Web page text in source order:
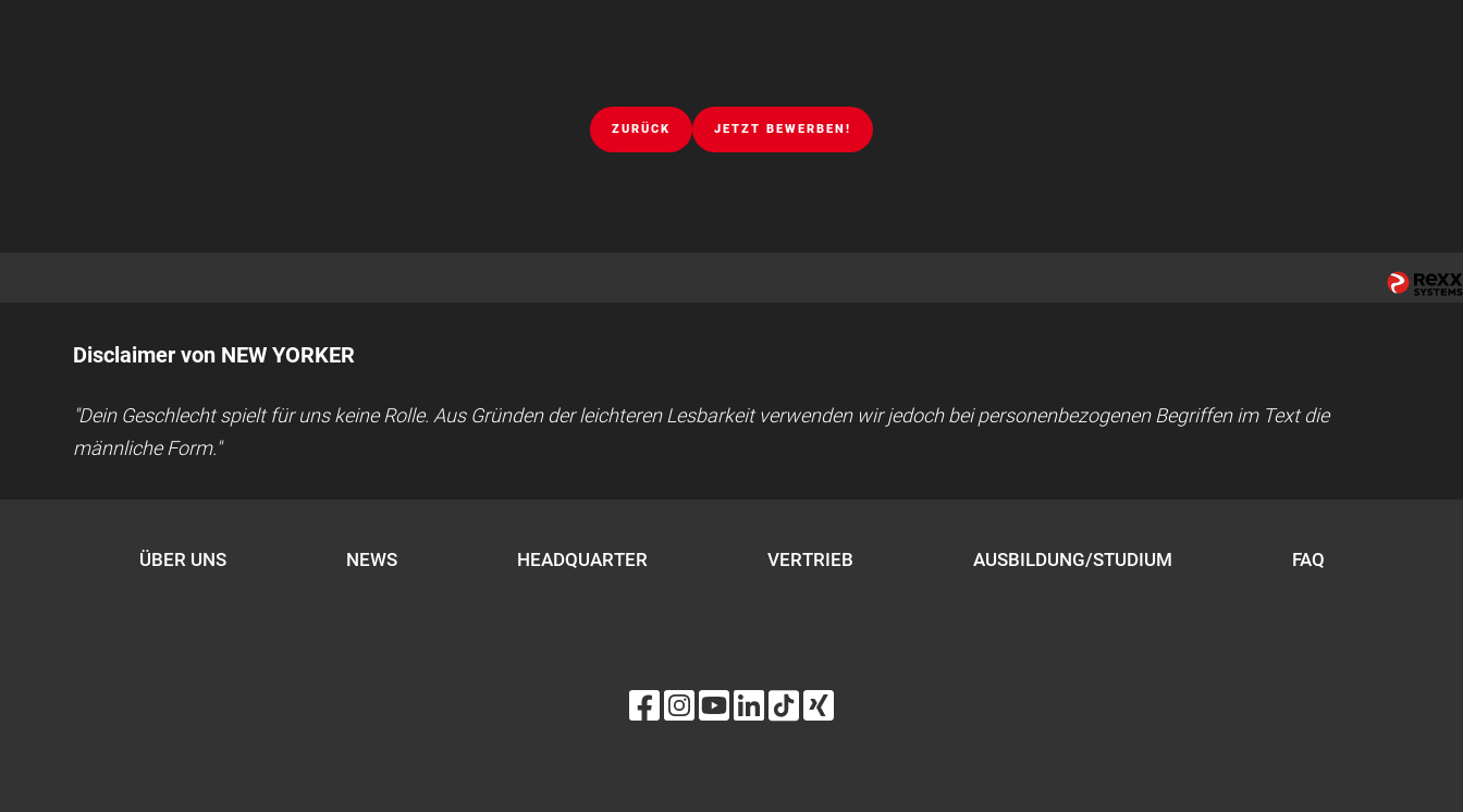
ZURÜCK JETZT BEWERBEN!
Disclaimer von NEW YORKER
"Dein Geschlecht spielt für uns keine Rolle. Aus Gründen der leichteren Lesbarkeit verwenden wir jedoch bei personenbezogenen Begriffen im Text die
männliche Form."
ÜBER UNS NEWS HEADQUARTER VERTRIEB AUSBILDUNG/STUDIUM FAQ